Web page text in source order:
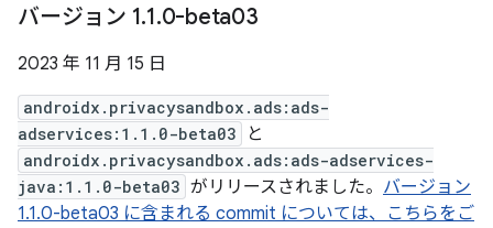
バージョン 1.1.0-beta03
2023 年 11 月 15 日
androidx.privacysandbox.ads:ads-
adservices:1.1.0-beta03
と
androidx.privacysandbox.ads:ads-adservices-
java:1.1.0-beta03 がリリースされました。 バージョン
1.1.0-beta03 に含まれる commit については、こちらをご